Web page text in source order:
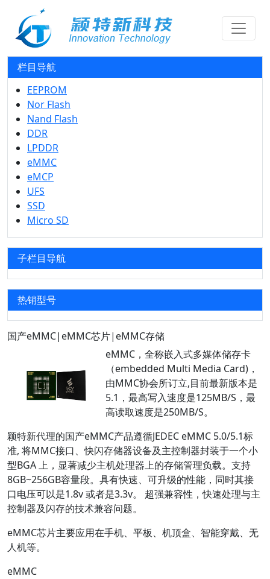
栏目导航
EEPROM
Nor Flash
Nand Flash
DDR
LPDDR
eMMC
eMCP
UFS
SSD
Micro SD
子栏目导航
热销型号
国产eMMC|eMMC芯片|eMMC存储
eMMC，全称嵌入式多媒体储存卡
（embedded Multi Media Card)，
由MMC协会所订立,目前最新版本是
5.1，最高写入速度是125MB/S，最
高读取速度是250MB/S。
颖特新代理的国产eMMC产品遵循JEDEC eMMC 5.0/5.1标
准, 将MMC接口、快闪存储器设备及主控制器封装于一个小
型BGA 上，显著减少主机处理器上的存储管理负载。支持
8GB~256GB容量段。具有快速、可升级的性能，同时其接
口电压可以是1.8v 或者是3.3v。 超强兼容性，快速处理与主
控制器及闪存的技术兼容问题。
eMMC芯片主要应用在手机、平板、机顶盒、智能穿戴、无
人机等。
eMMC